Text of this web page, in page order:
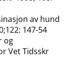
av hund
147-54
og
Vet Tidsskr